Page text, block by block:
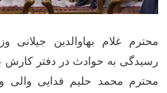
محترم غلام بهاوالدین جیلانی
رسیدگی به حوادث در دفتر کارش
محترم محمد حلیم فدایی والی